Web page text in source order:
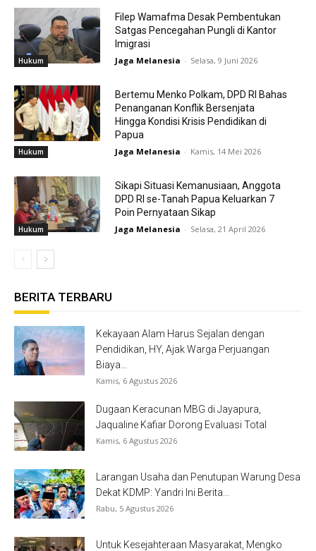
Hukum
Filep Wamafma Desak Pembentukan
Satgas Pencegahan Pungli di Kantor
Imigrasi
Jaga Melanesia - Selasa, 9 Juni 2026
Hukum
Bertemu Menko Polkam, DPD RI Bahas
Penanganan Konflik Bersenjata
Hingga Kondisi Krisis Pendidikan di
Papua
Jaga Melanesia - Kamis, 14 Mei 2026
Hukum
Sikapi Situasi Kemanusiaan, Anggota
DPD RI se-Tanah Papua Keluarkan 7
Poin Pernyataan Sikap
Jaga Melanesia - Selasa, 21 April 2026
BERITA TERBARU
Kekayaan Alam Harus Sejalan dengan
Pendidikan, HY, Ajak Warga Perjuangan
Biaya...
Kamis, 6 Agustus 2026
Dugaan Keracunan MBG di Jayapura,
Jaqualine Kafiar Dorong Evaluasi Total
Kamis, 6 Agustus 2026
Larangan Usaha dan Penutupan Warung Desa
Dekat KDMP: Yandri Ini Berita...
Rabu, 5 Agustus 2026
Untuk Kesejahteraan Masyarakat, Mengko